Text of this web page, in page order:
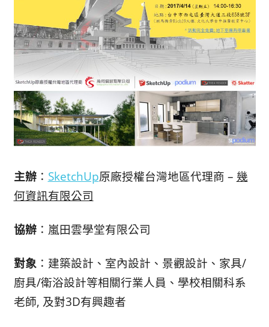
主辦： SketchUp原廠授權台灣地區代理商 – 幾
何資訊有限公司
協辦：嵐田雲學堂有限公司
對象：建築設計、室內設計、景觀設計、家具/
廚具/衛浴設計等相關行業人員、學校相關科系
老師, 及對3D有興趣者